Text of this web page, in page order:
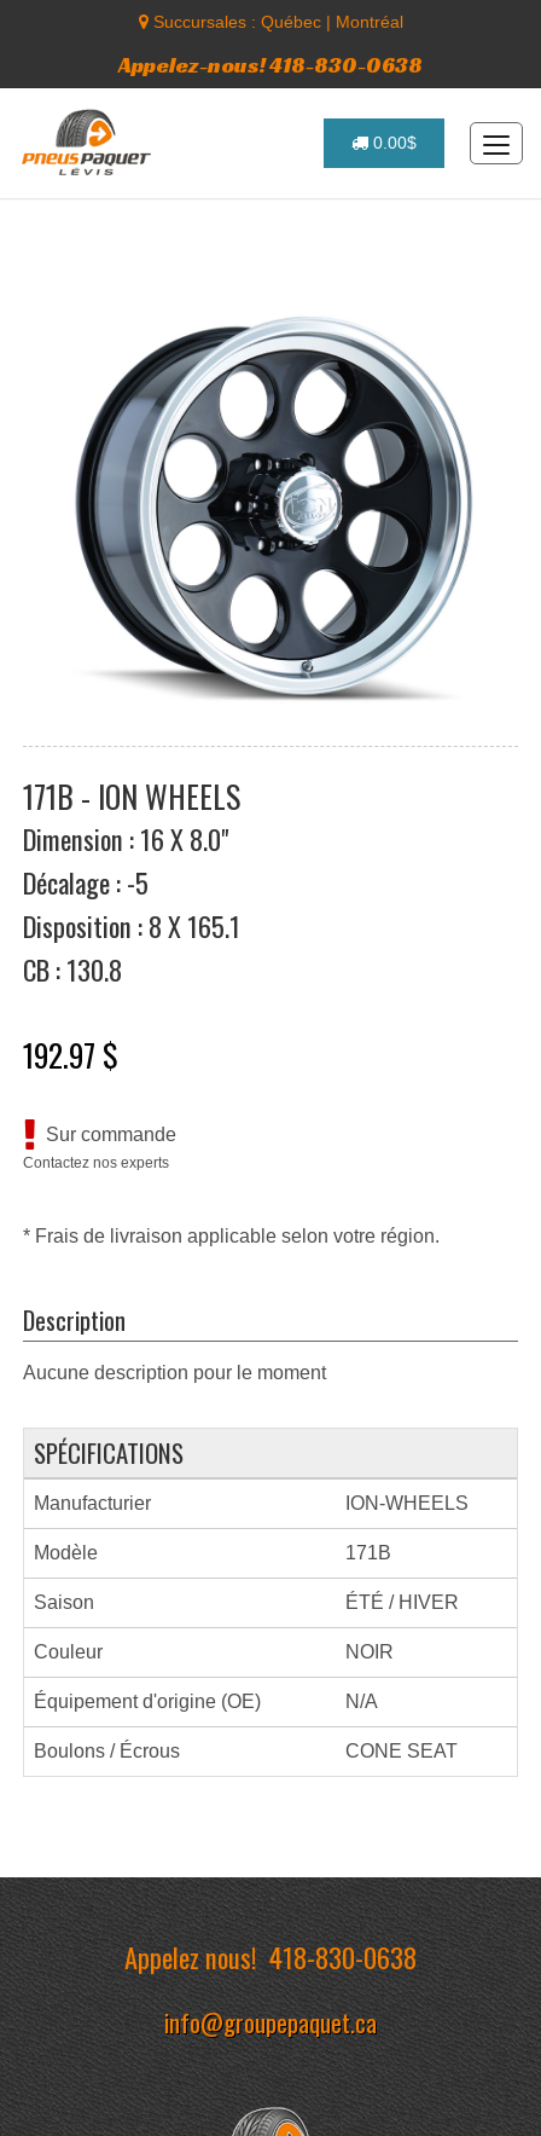
Succursales : Québec| Montréal
Appelez-nous! 418-830-0638
0.00$
171B - ION WHEELS
Dimension : 16 X 8.0"
Décalage : -5
Disposition : 8 X 165.1
CB : 130.8
192.97 $
Sur commande
Contactez nos experts
* Frais de livraison applicable selon votre région.
Description
Aucune description pour le moment
SPÉCIFICATIONS
Manufacturier ION-WHEELS
Modèle 171B
Saison ÉTÉ / HIVER
Couleur NOIR
Équipement d'origine (OE) N/A
Boulons / Écrous CONE SEAT
Appelez nous!418-830-0638
info@groupepaquet.ca